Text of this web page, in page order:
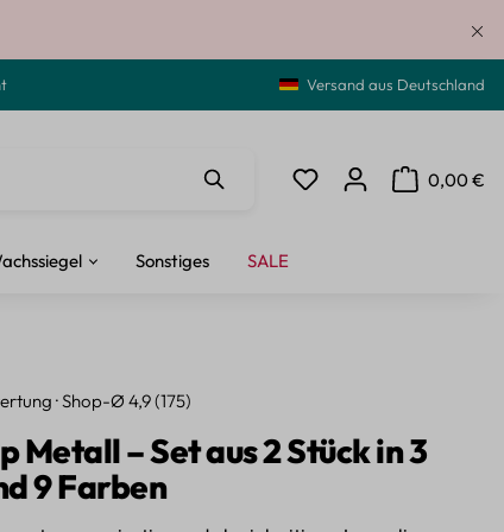
Versand aus Deutschland
Du hast 0 Produkte auf
0,00 €
Warenkorb
Sonstiges SALE
· Shop-Ø 4,9 (175)
Metall – Set aus 2 Stück in 3
9 Farben